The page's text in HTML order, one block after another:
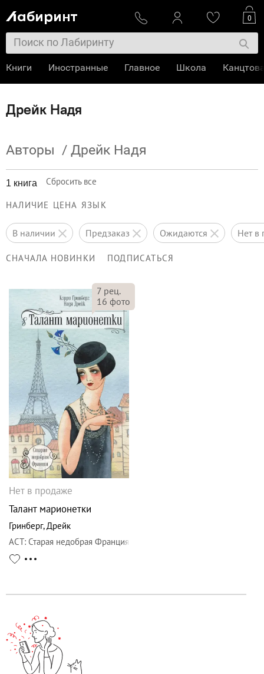
Дрейк Надя
Авторы / Дрейк Надя
1 книга Сбросить все
НАЛИЧИЕ ЦЕНА ЯЗЫК
в наличии предзаказ ожидаются нет
СНАЧАЛА НОВИНКИ ПОДПИСАТЬСЯ
7 рец.
16 фото
Нет в продаже
Талант марионетки
Гринберг,Дрейк
АСТ: Старая недобрая Франция
0
Книги Иностранные Главное Школа